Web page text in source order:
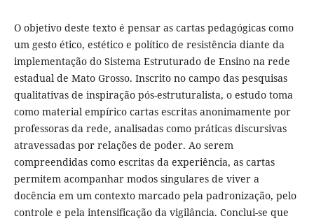
O objetivo deste texto é pensar as cartas pedagógicas como
um gesto ético, estético e político de resistência diante da
implementação do Sistema Estruturado de Ensino na rede
estadual de Mato Grosso. Inscrito no campo das pesquisas
qualitativas de inspiração pós-estruturalista, o estudo toma
como material empírico cartas escritas anonimamente por
professoras da rede, analisadas como práticas discursivas
atravessadas por relações de poder. Ao serem
compreendidas como escritas da experiência, as cartas
permitem acompanhar modos singulares de viver a
docência em um contexto marcado pela padronização, pelo
controle e pela intensificação da vigilância. Conclui-se que